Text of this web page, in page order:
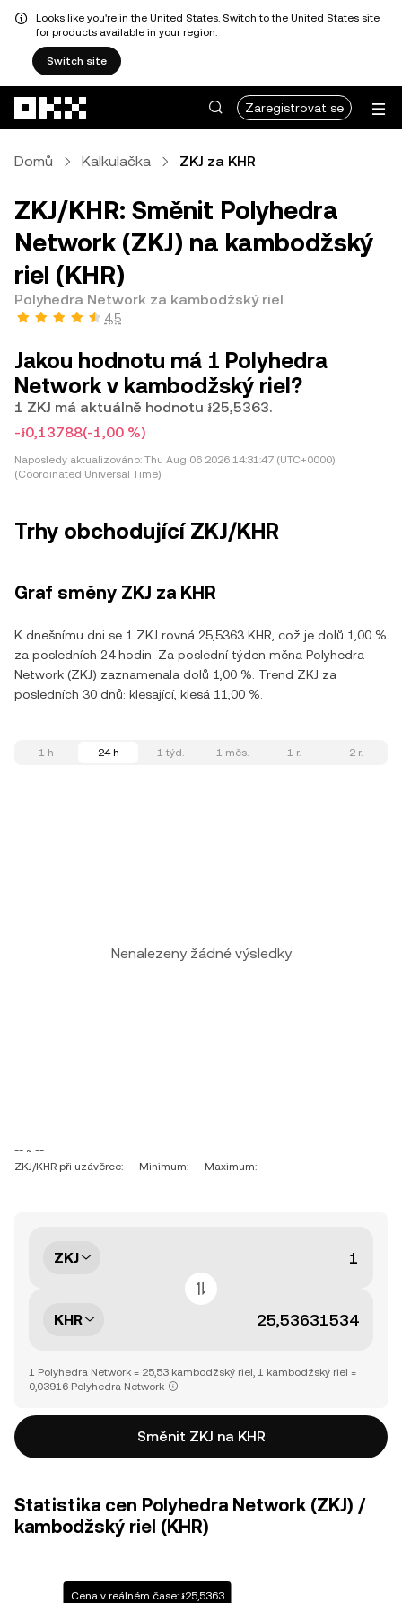
Looks like you're in the United States. Switch to the United States site
for products available in your region.
Switch site
Zaregistrovat se
Domů Kalkulačka ZKJ za KHR
ZKJ/KHR: Směnit Polyhedra
Network (ZKJ) na kambodžský
riel (KHR)
Polyhedra Network za kambodžský riel
4,5
Jakou hodnotu má 1 Polyhedra
Network v kambodžský riel?
1 ZKJ má aktuálně hodnotu ៛25,5363.
-៛0,13788(-1,00 %)
Naposledy aktualizováno: Thu Aug 06 2026 14:31:47 (UTC+0000)
(Coordinated Universal Time)
Trhy obchodující ZKJ/KHR
Graf směny ZKJ za KHR
K dnešnímu dni se 1 ZKJ rovná 25,5363 KHR, což je dolů 1,00 %
za posledních 24 hodin. Za poslední týden měna Polyhedra
Network (ZKJ) zaznamenala dolů 1,00 %. Trend ZKJ za
posledních 30 dnů: klesající, klesá 11,00 %.
1 h 24 h 1 týd. 1 měs. 1 r. 2 r.
Nenalezeny žádné výsledky
-- ~ --
ZKJ/KHR při uzávěrce: -- Minimum: -- Maximum: --
ZKJ
KHR
1 Polyhedra Network = 25,53 kambodžský riel, 1 kambodžský riel =
0,03916 Polyhedra Network
Směnit ZKJ na KHR
Statistika cen Polyhedra Network (ZKJ) /
kambodžský riel (KHR)
Cena v reálném čase: ៛25,5363